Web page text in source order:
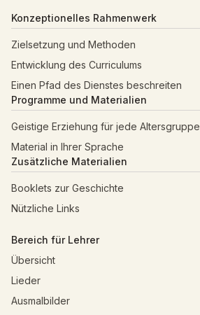
Konzeptionelles Rahmenwerk
Zielsetzung und Methoden
Entwicklung des Curriculums
Einen Pfad des Dienstes beschreiten
Programme und Materialien
Geistige Erziehung für jede Altersgruppe
Material in Ihrer Sprache
Zusätzliche Materialien
Booklets zur Geschichte
Nützliche Links
Bereich für Lehrer
Übersicht
Lieder
Ausmalbilder